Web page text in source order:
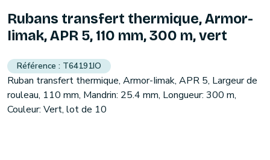
Rubans transfert thermique, Armor-
Iimak, APR 5, 110 mm, 300 m, vert
T64191IO
Ruban transfert thermique, Armor-Iimak, APR 5, Largeur de
rouleau, 110 mm, Mandrin: 25.4 mm, Longueur: 300 m,
Couleur: Vert, lot de 10